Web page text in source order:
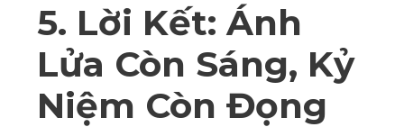
5. Lời Kết: Ánh
Lửa Còn Sáng, Kỷ
Niệm Còn Đọng